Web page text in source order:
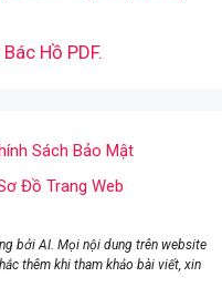
Hồ PDF.
Sách Bảo Mật
Đồ Trang Web
bởi AI. Mọi nội dung trên website
thêm khi tham khảo bài viết, xin